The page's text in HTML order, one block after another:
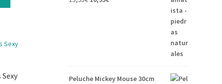
Peluche Mickey Mouse 30cm